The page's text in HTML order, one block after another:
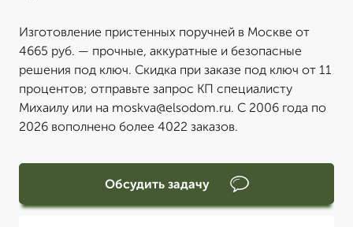
Изготовление пристенных поручней в Москве от
4665 руб. — прочные, аккуратные и безопасные
решения под ключ. Скидка при заказе под ключ от 11
процентов; отправьте запрос КП специалисту
Михаилу или на moskva@elsodom.ru. С 2006 года по
2026 вополнено более 4022 заказов.
Обсудить задачу